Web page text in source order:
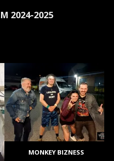
2024-2025
MONKEY BIZNESS